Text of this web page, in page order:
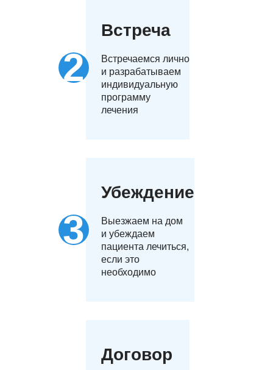
телефону или пишите, чтобы уточнить детали.
Встреча
Встречаемся лично
и разрабатываем
индивидуальную
программу
лечения
Убеждение
Выезжаем на дом
и убеждаем
пациента лечиться,
если это
необходимо
Договор